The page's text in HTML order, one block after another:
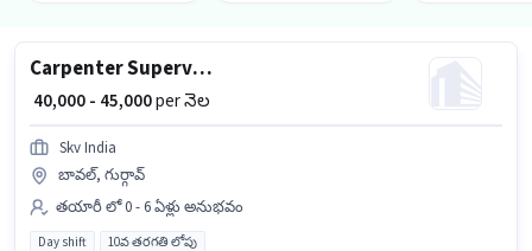
Carpenter Supervisor
₹ 40,000 - 45,000per నెల
Skv India
బావల్, గుర్గావ్
తయారీ లో 0 - 6 ఏళ్లు అనుభవం
Day shift 10వ తరగతి లోపు